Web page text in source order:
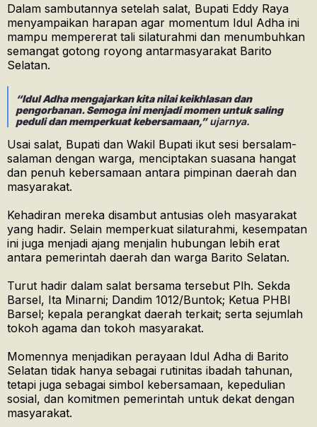
Dalam sambutannya setelah salat, Bupati Eddy Raya
menyampaikan harapan agar momentum Idul Adha ini
mampu mempererat tali silaturahmi dan menumbuhkan
semangat gotong royong antarmasyarakat Barito
Selatan.
“Idul Adha mengajarkan kita nilai keikhlasan dan
pengorbanan. Semoga ini menjadi momen untuk saling
peduli dan memperkuat kebersamaan,”ujarnya.
Usai salat, Bupati dan Wakil Bupati ikut sesi bersalam-
salaman dengan warga, menciptakan suasana hangat
dan penuh kebersamaan antara pimpinan daerah dan
masyarakat.
Kehadiran mereka disambut antusias oleh masyarakat
yang hadir. Selain memperkuat silaturahmi, kesempatan
ini juga menjadi ajang menjalin hubungan lebih erat
antara pemerintah daerah dan warga Barito Selatan.
Turut hadir dalam salat bersama tersebut Plh. Sekda
Barsel, Ita Minarni; Dandim 1012/Buntok; Ketua PHBI
Barsel; kepala perangkat daerah terkait; serta sejumlah
tokoh agama dan tokoh masyarakat.
Momennya menjadikan perayaan Idul Adha di Barito
Selatan tidak hanya sebagai rutinitas ibadah tahunan,
tetapi juga sebagai simbol kebersamaan, kepedulian
sosial, dan komitmen pemerintah untuk dekat dengan
masyarakat.